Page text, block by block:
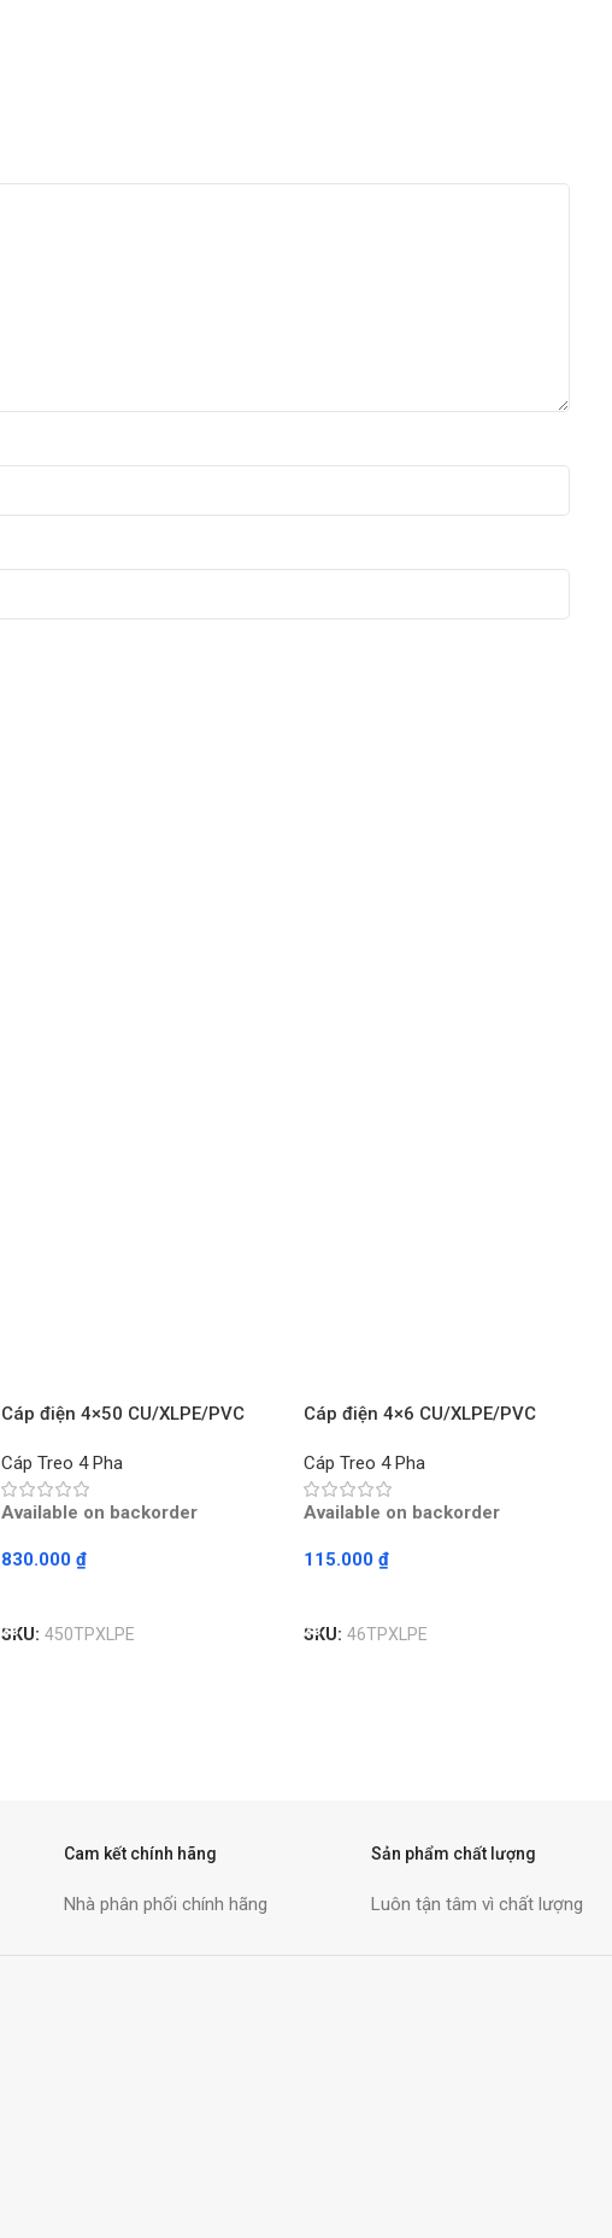
Cáp điện 4×50 CU/XLPE/PVC
Cáp Treo 4 Pha
Available on backorder
830.000₫
SKU:450TPXLPE
Cáp điện 4×6 CU/XLPE/PVC
Cáp Treo 4 Pha
Available on backorder
115.000₫
SKU:46TPXLPE
Cam kết chính hãng
Nhà phân phối chính hãng
Sản phẩm chất lượng
Luôn tận tâm vì chất lượng